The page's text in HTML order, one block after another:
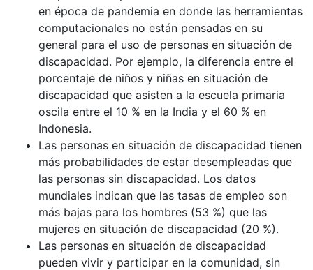
en época de pandemia en donde las herramientas
computacionales no están pensadas en su
general para el uso de personas en situación de
discapacidad. Por ejemplo, la diferencia entre el
porcentaje de niños y niñas en situación de
discapacidad que asisten a la escuela primaria
oscila entre el 10 % en la India y el 60 % en
Indonesia.
Las personas en situación de discapacidad tienen
más probabilidades de estar desempleadas que
las personas sin discapacidad. Los datos
mundiales indican que las tasas de empleo son
más bajas para los hombres (53 %) que las
mujeres en situación de discapacidad (20 %).
Las personas en situación de discapacidad
pueden vivir y participar en la comunidad, sin